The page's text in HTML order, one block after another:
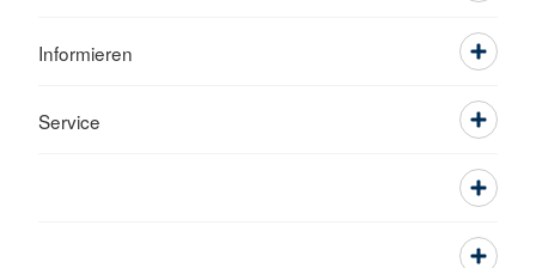
Informieren
Service